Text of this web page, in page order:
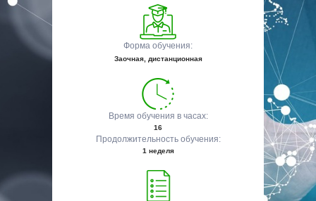
Форма обучения:
Заочная, дистанционная
Время обучения в часах:
16
Продолжительность обучения:
1 неделя